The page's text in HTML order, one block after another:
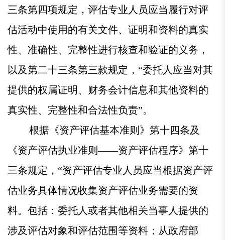
三条第四项规定，评估专业人员应当履行对评
估活动中使用的有关文件、证明和资料的真实
性、准确性、完整性进行核查和验证的义务，
以及第二十三条第三款规定，“委托人应当对其
提供的权属证明、财务会计信息和其他资料的
真实性、完整性和合法性负责”。
根据《资产评估基本准则》第十四条及
《资产评估执业准则——资产评估程序》第十
三条规定，“资产评估专业人员应当根据资产评
估业务具体情况收集资产评估业务需要的资
料。包括：委托人或者其他相关当事人提供的
涉及评估对象和评估范围等资料；从政府部